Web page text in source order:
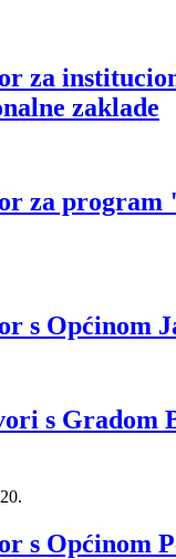
za
zaklade
za
s Općinom
s Gradom
s Općinom